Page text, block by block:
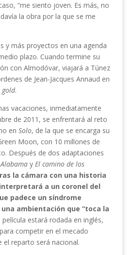
“me siento joven. Es más, no
la obra por la que se me
y más proyectos en una agenda
plazo. Cuando termine su
con Almodóvar, viajará a Túnez
de Jean-Jacques Annaud en
gold.
vacaciones, inmediatamente
de 2011, se enfrentará al reto
en Solo, de la que se encarga su
Moon, con 10 millones de
Después de dos adaptaciones
y El camino de los
la cámara con una historia
a un coronel del
padece un síndrome
ambientación que “toca la
película estará rodada en inglés,
competir en el mecado
el reparto será nacional.